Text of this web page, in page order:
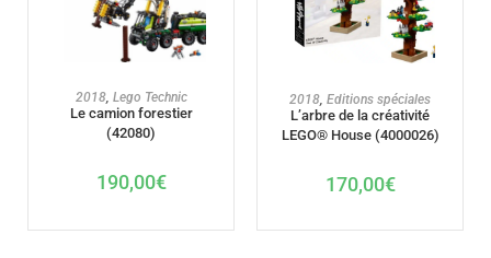
AJOUTER AU PANIER
2018, Lego Technic
Le camion forestier
(42080)
190,00€
AJOUTER AU PANIER
2018 Editions spéciales
L’arbre de la créativité
LEGO® House (4000026)
170,00€